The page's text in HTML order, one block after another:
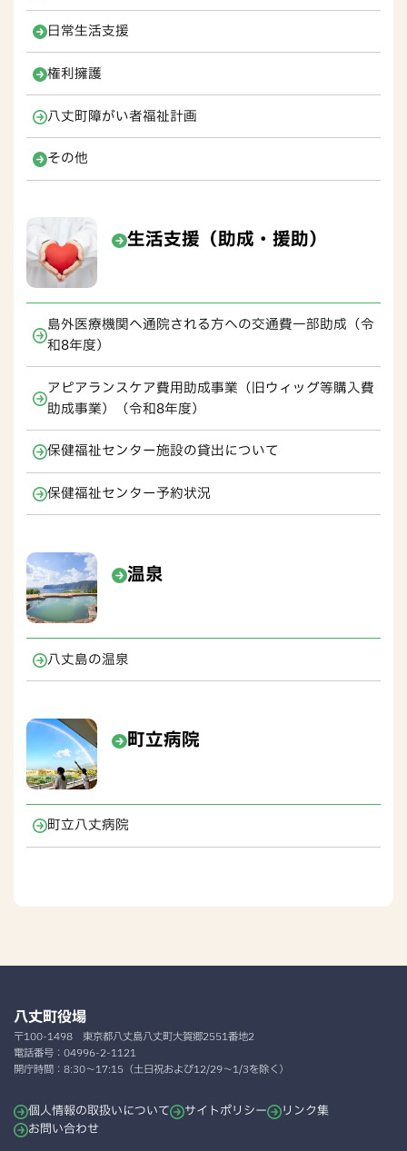
日常生活支援
権利擁護
八丈町障がい者福祉計画
その他
生活支援（助成・援助）
島外医療機関へ通院される方への交通費一部助成（令
和8年度）
アピアランスケア費用助成事業（旧ウィッグ等購入費
助成事業）（令和8年度）
保健福祉センター施設の貸出について
保健福祉センター予約状況
温泉
八丈島の温泉
町立病院
町立八丈病院
八丈町役場
〒100-1498 東京都八丈島八丈町大賀郷2551番地2
電話番号： 04996-2-1121
開庁時間： 8:30～17:15（土日祝および12/29～1/3を除く）
個人情報の取扱いについて サイトポリシー
リンク集
お問い合わせ